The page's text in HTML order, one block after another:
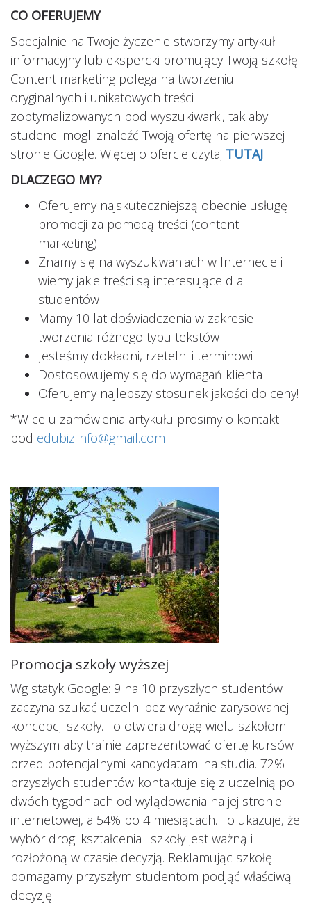
CO OFERUJEMY
Specjalnie na Twoje życzenie stworzymy artykuł
informacyjny lub ekspercki promujący Twoją szkołę.
Content marketing polega na tworzeniu
oryginalnych i unikatowych treści
zoptymalizowanych pod wyszukiwarki, tak aby
studenci mogli znaleźć Twoją ofertę na pierwszej
stronie Google. Więcej o ofercie czytaj TUTAJ
DLACZEGO MY?
Oferujemy najskuteczniejszą obecnie usługę
promocji za pomocą treści (content
marketing)
Znamy się na wyszukiwaniach w Internecie i
wiemy jakie treści są interesujące dla
studentów
Mamy 10 lat doświadczenia w zakresie
tworzenia różnego typu tekstów
Jesteśmy dokładni, rzetelni i terminowi
Dostosowujemy się do wymagań klienta
Oferujemy najlepszy stosunek jakości do ceny!
*W celu zamówienia artykułu prosimy o kontakt
pod edubiz.info@gmail.com
Promocja szkoły wyższej
Wg statyk Google: 9 na 10 przyszłych studentów
zaczyna szukać uczelni bez wyraźnie zarysowanej
koncepcji szkoły. To otwiera drogę wielu szkołom
wyższym aby trafnie zaprezentować ofertę kursów
przed potencjalnymi kandydatami na studia. 72%
przyszłych studentów kontaktuje się z uczelnią po
dwóch tygodniach od wylądowania na jej stronie
internetowej, a 54% po 4 miesiącach. To ukazuje, że
wybór drogi kształcenia i szkoły jest ważną i
rozłożoną w czasie decyzją. Reklamując szkołę
pomagamy przyszłym studentom podjąć właściwą
decyzję.